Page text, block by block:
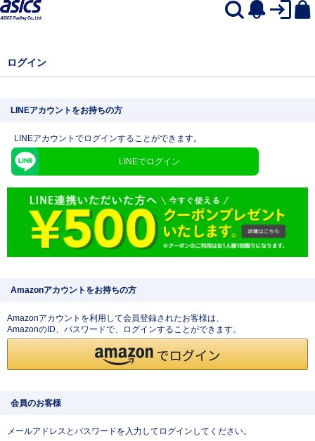
ログイン
LINEアカウントをお持ちの方
LINEアカウントでログインすることができます。
LINEでログイン
Amazonアカウントをお持ちの方
Amazonアカウントを利用して会員登録されたお客様は、
AmazonのID、パスワードで、ログインすることができます。
会員のお客様
メールアドレスとパスワードを入力してログインしてください。